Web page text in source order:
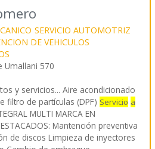
SERVICIO AUTOMOTRIZ
DE VEHICULOS
Umallani 570
y servicios...Aire acondicionado
filtro de partículas (DPF) Servicio a
MULTI MARCA EN
Mantención preventiva
de discos Limpieza de inyectores